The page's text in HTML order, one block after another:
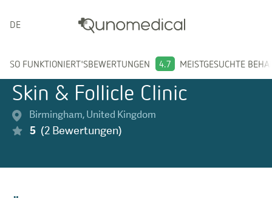
DEUTSCH
SO FUNKTIONIERT'SBEWERTUNGEN 4.7 MEISTGESUCHTE
Skin & Follicle Clinic
Birmingham, United Kingdom
5 (2 Bewertungen)